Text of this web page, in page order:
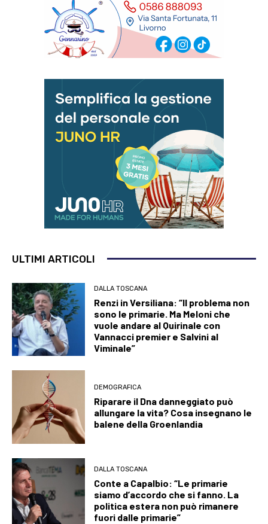
ULTIMI ARTICOLI
DALLA TOSCANA
Renzi in Versiliana: “Il problema non
sono le primarie. Ma Meloni che
vuole andare al Quirinale con
Vannacci premier e Salvini al
Viminale”
DEMOGRAFICA
Riparare il Dna danneggiato può
allungare la vita? Cosa insegnano le
balene della Groenlandia
DALLA TOSCANA
Conte a Capalbio: “Le primarie
siamo d’accordo che si fanno. La
politica estera non può rimanere
fuori dalle primarie”